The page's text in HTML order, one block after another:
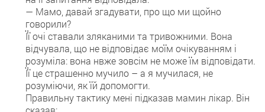
— Мамо, давай згадувати, про що ми щойно
говорили?
Її очі ставали зляканими та тривожними. Вона
відчувала, що не відповідає моїм очікуванням і
розуміла: вона нвже зовсім не може їм відповідати.
Її це страшенно мучило – а я мучилася, не
розуміючи, як їй допомогти.
Правильну тактику мені підказав мамин лікар. Він